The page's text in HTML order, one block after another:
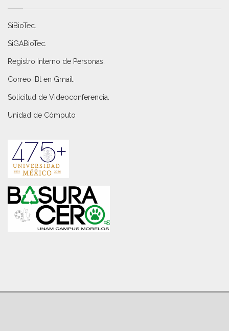
SiBioTec
SiGABioTec.
Registro Interno de Personas
Correo IBt en Gmail
Solicitud de Videoconferencia.
Unidad de Cómputo